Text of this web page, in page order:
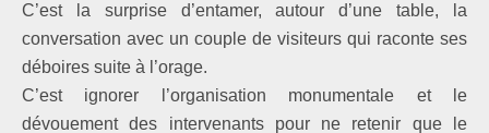
C’est la surprise d’entamer, autour d’une table, la
conversation avec un couple de visiteurs qui raconte ses
déboires suite à l’orage.
C’est ignorer l’organisation monumentale et le
dévouement des intervenants pour ne retenir que le